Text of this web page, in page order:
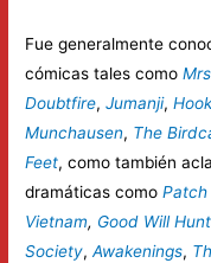
Fue generalmente
cómicas tales como
Doubtfire,Jumanji,
Munchausen, The
Feet, como también
dramáticas comoPatch
Vietnam, Good Will
Society,Awakenings,